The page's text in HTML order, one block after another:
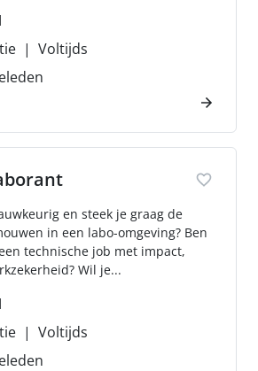
Voltijds
en steek je graag de
in een labo-omgeving? Ben
technische job met impact,
Wil je...
Voltijds